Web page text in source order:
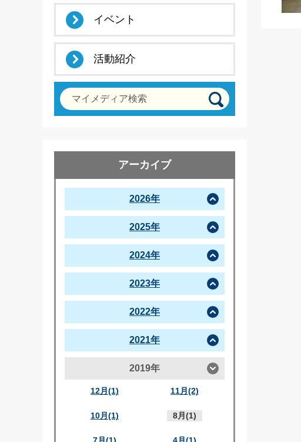
イベント
活動紹介
マイメディア検索
アーカイブ
2026年
2025年
2024年
2023年
2022年
2021年
2019年
12月(1) 11月(2)
10月(1) 8月(1)